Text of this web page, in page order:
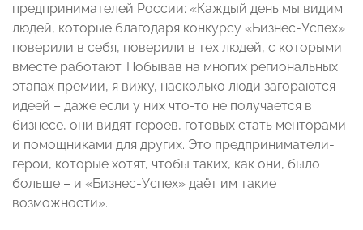
предпринимателей России: «Каждый день мы видим
людей, которые благодаря конкурсу «Бизнес-Успех»
поверили в себя, поверили в тех людей, с которыми
вместе работают. Побывав на многих региональных
этапах премии, я вижу, насколько люди загораются
идеей – даже если у них что-то не получается в
бизнесе, они видят героев, готовых стать менторами
и помощниками для других. Это предприниматели-
герои, которые хотят, чтобы таких, как они, было
больше – и «Бизнес-Успех» даёт им такие
возможности».